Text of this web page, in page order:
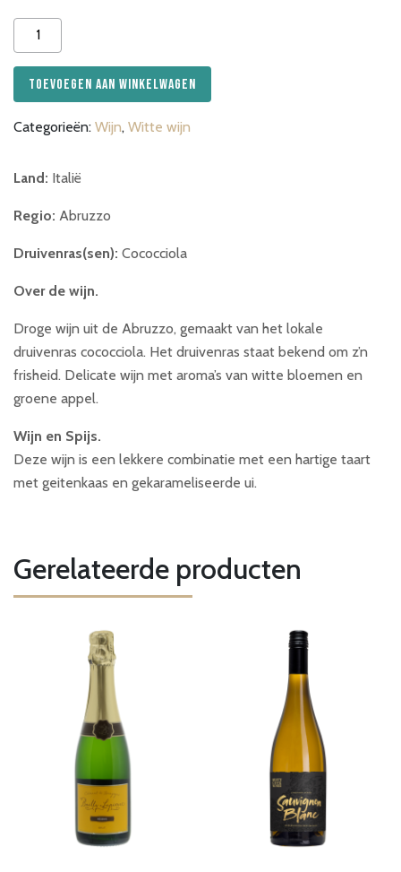
Terre
di
Chieti,
Cococciola
Toevoegen aan winkelwagen
Categorieën: Wijn, Witte wijn
Land: Italië
Regio: Abruzzo
Druivenras(sen): Cococciola
Over de wijn.
Droge wijn uit de Abruzzo, gemaakt van het lokale
druivenras cococciola. Het druivenras staat bekend om z’n
frisheid. Delicate wijn met aroma’s van witte bloemen en
groene appel.
Wijn en Spijs.
Deze wijn is een lekkere combinatie met een hartige taart
met geitenkaas en gekarameliseerde ui.
Gerelateerde producten